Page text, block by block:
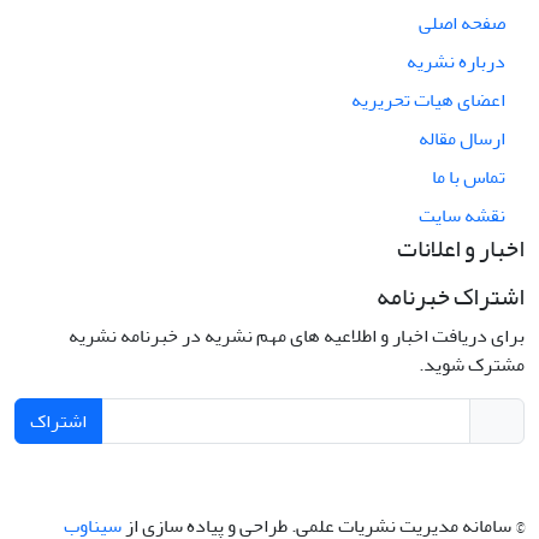
صفحه اصلی
درباره نشریه
اعضای هیات تحریریه
ارسال مقاله
تماس با ما
نقشه سایت
اخبار و اعلانات
اشتراک خبرنامه
برای دریافت اخبار و اطلاعیه های مهم نشریه در خبرنامه نشریه
مشترک شوید.
اشتراک
© سامانه مدیریت نشریات علمی.طراحی و پیاده سازی ازسیناوب